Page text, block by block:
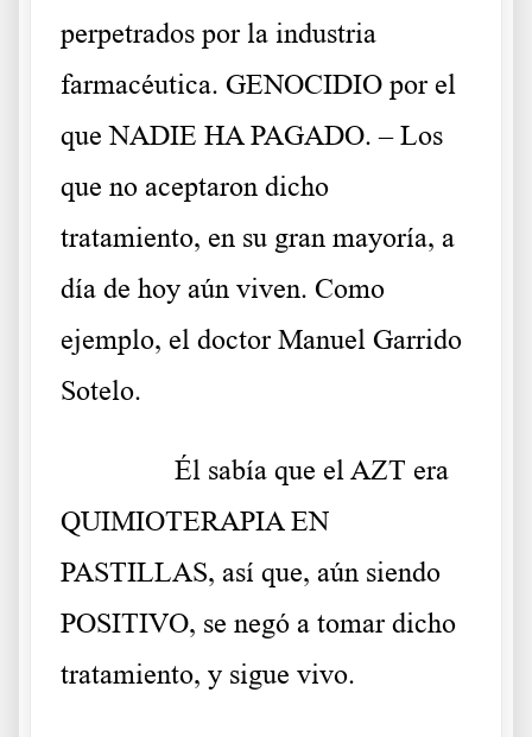
perpetrados por la industria
farmacéutica. GENOCIDIO por el
que NADIE HA PAGADO. – Los
que no aceptaron dicho
tratamiento, en su gran mayoría, a
día de hoy aún viven. Como
ejemplo, el doctor Manuel Garrido
Sotelo.
Él sabía que el AZT era
QUIMIOTERAPIA EN
PASTILLAS, así que, aún siendo
POSITIVO, se negó a tomar dicho
tratamiento, y sigue vivo.